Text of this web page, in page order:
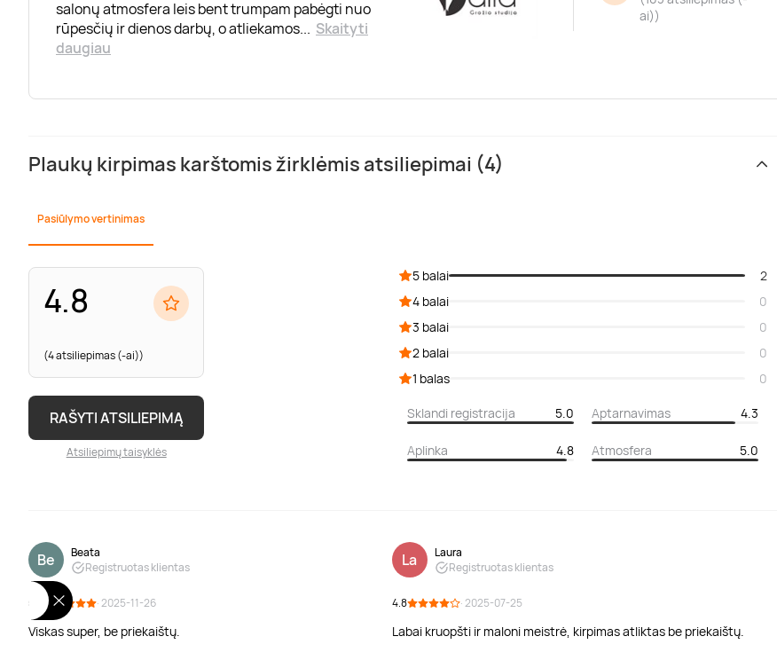
salonų atmosfera leis bent trumpam pabėgti nuo
rūpesčių ir dienos darbų, o atliekamos... Skaityti
daugiau
ai))
Plaukų kirpimas karštomis žirklėmis atsiliepimai (4)
Pasiūlymo vertinimas
4.8
(4 atsiliepimas (-ai))
RAŠYTI ATSILIEPIMĄ
Atsiliepimų taisyklės
5 balai
2
4 balai
0
3 balai
0
2 balai
0
1 balas
0
Sklandi registracija 5.0 Aptarnavimas 4.3
Aplinka 4.8 Atmosfera 5.0
Be
Beata
Registruotas klientas
5.0 · 2025-11-26
Viskas super, be priekaištų.
La
Laura
Registruotas klientas
4.8 · 2025-07-25
Labai kruopšti ir maloni meistrė, kirpimas atliktas be priekaištų.